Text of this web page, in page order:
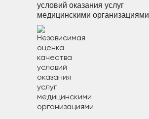
условий оказания услуг
медицинскими организациями